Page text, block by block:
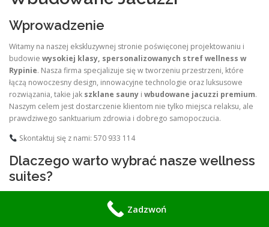
Wprowadzenie
Witamy na naszej ekskluzywnej stronie poświęconej projektowaniu i
budowie wysokiej klasy, spersonalizowanych stref wellness w
Rypinie. Nasza firma specjalizuje się w tworzeniu przestrzeni, które
łączą nowoczesny design, innowacyjne technologie oraz luksusowe
rozwiązania, takie jak szklane sauny i wbudowane jacuzzi premium.
Naszym celem jest dostarczenie klientom nie tylko miejsca relaksu, ale
prawdziwego sanktuarium zdrowia i dobrego samopoczucia.
Skontaktuj się z nami: 570 933 114
Dlaczego warto wybrać nasze wellness
suites?
Każdy projekt powstaje w ścisłej współpracy z klientem. Tworzymy
Zadzwoń